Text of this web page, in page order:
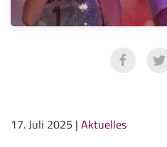
17. Juli 2025 | Aktuelles